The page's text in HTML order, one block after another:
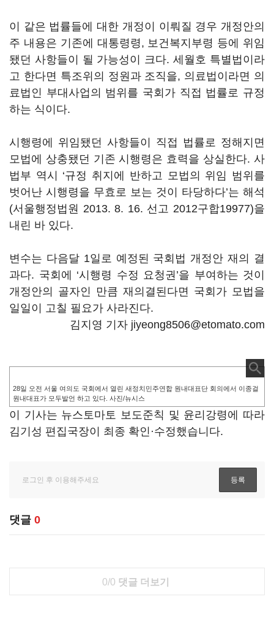
이 같은 법률들에 대한 개정이 이뤄질 경우 개정안의
주 내용은 기존에 대통령령, 보건복지부령 등에 위임
됐던 사항들이 될 가능성이 크다. 세월호 특별법이라
고 한다면 특조위의 정원과 조직을, 의료법이라면 의
료법인 부대사업의 범위를 국회가 직접 법률로 규정
하는 식이다.
시행령에 위임됐던 사항들이 직접 법률로 정해지면
모법에 상충됐던 기존 시행령은 효력을 상실한다. 사
법부 역시 ‘규정 취지에 반하고 모법의 위임 범위를
벗어난 시행령을 무효로 보는 것이 타당하다’는 해석
(서울행정법원 2013. 8. 16. 선고 2012구합19977)을
내린 바 있다.
변수는 다음달 1일로 예정된 국회법 개정안 재의 결
과다. 국회에 ‘시행령 수정 요청권’을 부여하는 것이
개정안의 골자인 만큼 재의결된다면 국회가 모법을
일일이 고칠 필요가 사라진다.
김지영 기자 jiyeong8506@etomato.com
28일 오전 서울 여의도 국회에서 열린 새정치민주연합 원내대표단 회의에서 이종걸
원내대표가 모두발언 하고 있다. 사진/뉴시스
이 기사는 뉴스토마토 보도준칙 및 윤리강령에 따라
김기성 편집국장이 최종 확인·수정했습니다.
댓글 0
0/0 댓글 더보기